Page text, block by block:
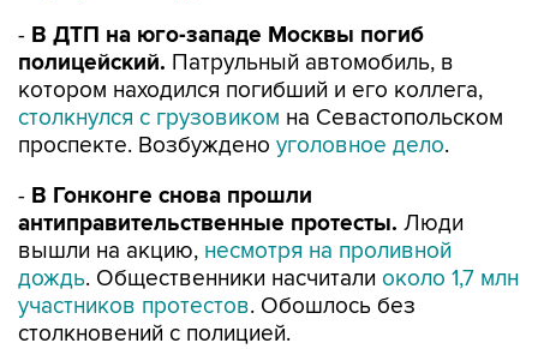
- В ДТП на юго-западе Москвы погиб
полицейский. Патрульный автомобиль, в
котором находился погибший и его коллега,
столкнулся с грузовиком на Севастопольском
проспекте. Возбуждено уголовное дело.
- В Гонконге снова прошли
антиправительственные протесты. Люди
вышли на акцию, несмотря на проливной
дождь. Общественники насчитали около 1,7 млн
участников протестов. Обошлось без
столкновений с полицией.